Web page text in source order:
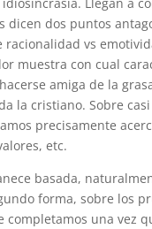
dicen dos puntos
racionalidad vs
muestra con cual
amiga de la
la cristiano. Sobre
precisamente
etc.
basada,
forma, sobre los
completamos una vez